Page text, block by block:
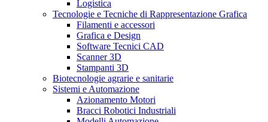
Logistica
Tecnologie e Tecniche di Rappresentazione Grafica
Filamenti e accessori
Grafica e Design
Software Tecnici CAD
Scanner 3D
Stampanti 3D
Biotecnologie agrarie e sanitarie
Sistemi e Automazione
Azionamento Motori
Bracci Robotici Industriali